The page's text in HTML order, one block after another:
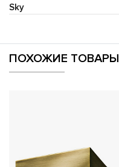
Sky
ПОХОЖИЕ ТОВАРЫ